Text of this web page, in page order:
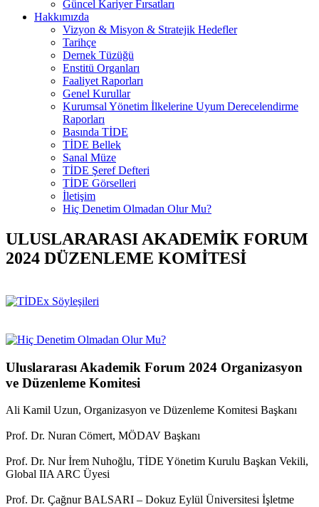
Güncel Kariyer Fırsatları
Hakkımızda
Vizyon & Misyon & Stratejik Hedefler
Tarihçe
Dernek Tüzüğü
Enstitü Organları
Faaliyet Raporları
Genel Kurullar
Kurumsal Yönetim İlkelerine Uyum Derecelendirme
Raporları
Basında TİDE
TİDE Bellek
Sanal Müze
TİDE Şeref Defteri
TİDE Görselleri
İletişim
Hiç Denetim Olmadan Olur Mu?
ULUSLARARASI AKADEMİK FORUM
2024 DÜZENLEME KOMİTESİ
Uluslararası Akademik Forum 2024 Organizasyon
ve Düzenleme Komitesi
Ali Kamil Uzun, Organizasyon ve Düzenleme Komitesi Başkanı
Prof. Dr. Nuran Cömert, MÖDAV Başkanı
Prof. Dr. Nur İrem Nuhoğlu, TİDE Yönetim Kurulu Başkan Vekili,
Global IIA ARC Üyesi
Prof. Dr. Çağnur BALSARI – Dokuz Eylül Üniversitesi İşletme